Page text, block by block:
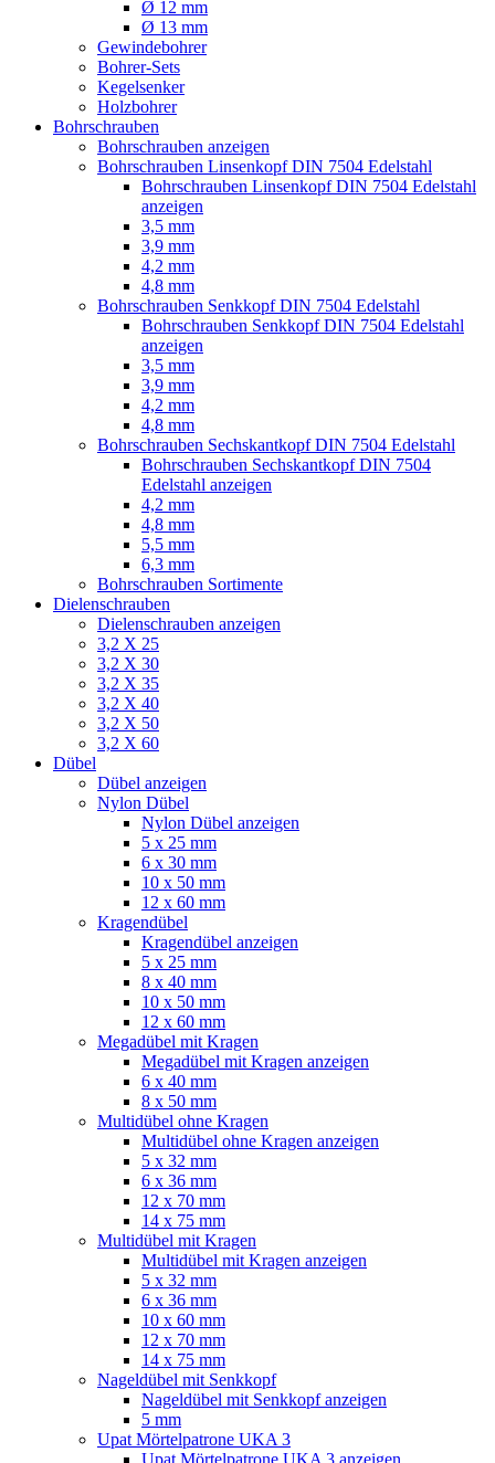
Ø 12 mm
Ø 13 mm
Gewindebohrer
Bohrer-Sets
Kegelsenker
Holzbohrer
Bohrschrauben
Bohrschrauben anzeigen
Bohrschrauben Linsenkopf DIN 7504 Edelstahl
Bohrschrauben Linsenkopf DIN 7504 Edelstahl
anzeigen
3,5 mm
3,9 mm
4,2 mm
4,8 mm
Bohrschrauben Senkkopf DIN 7504 Edelstahl
Bohrschrauben Senkkopf DIN 7504 Edelstahl
anzeigen
3,5 mm
3,9 mm
4,2 mm
4,8 mm
Bohrschrauben Sechskantkopf DIN 7504 Edelstahl
Bohrschrauben Sechskantkopf DIN 7504
Edelstahl anzeigen
4,2 mm
4,8 mm
5,5 mm
6,3 mm
Bohrschrauben Sortimente
Dielenschrauben
Dielenschrauben anzeigen
3,2 X 25
3,2 X 30
3,2 X 35
3,2 X 40
3,2 X 50
3,2 X 60
Dübel
Dübel anzeigen
Nylon Dübel
Nylon Dübel anzeigen
5 x 25 mm
6 x 30 mm
10 x 50 mm
12 x 60 mm
Kragendübel
Kragendübel anzeigen
5 x 25 mm
8 x 40 mm
10 x 50 mm
12 x 60 mm
Megadübel mit Kragen
Megadübel mit Kragen anzeigen
6 x 40 mm
8 x 50 mm
Multidübel ohne Kragen
Multidübel ohne Kragen anzeigen
5 x 32 mm
6 x 36 mm
12 x 70 mm
14 x 75 mm
Multidübel mit Kragen
Multidübel mit Kragen anzeigen
5 x 32 mm
6 x 36 mm
10 x 60 mm
12 x 70 mm
14 x 75 mm
Nageldübel mit Senkkopf
Nageldübel mit Senkkopf anzeigen
5 mm
Upat Mörtelpatrone UKA 3
Upat Mörtelpatrone UKA 3 anzeigen